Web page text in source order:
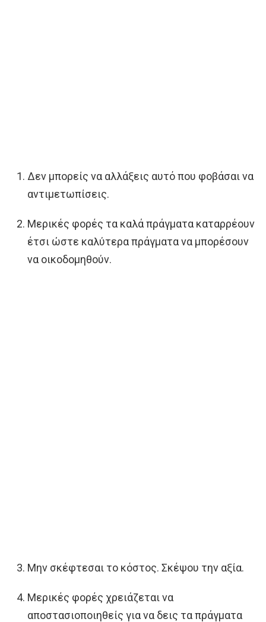
Δεν μπορείς να αλλάξεις αυτό που φοβάσαι να
αντιμετωπίσεις.
Μερικές φορές τα καλά πράγματα καταρρέουν
έτσι ώστε καλύτερα πράγματα να μπορέσουν
να οικοδομηθούν.
Μην σκέφτεσαι το κόστος. Σκέψου την αξία.
Μερικές φορές χρειάζεται να
αποστασιοποιηθείς για να δεις τα πράγματα